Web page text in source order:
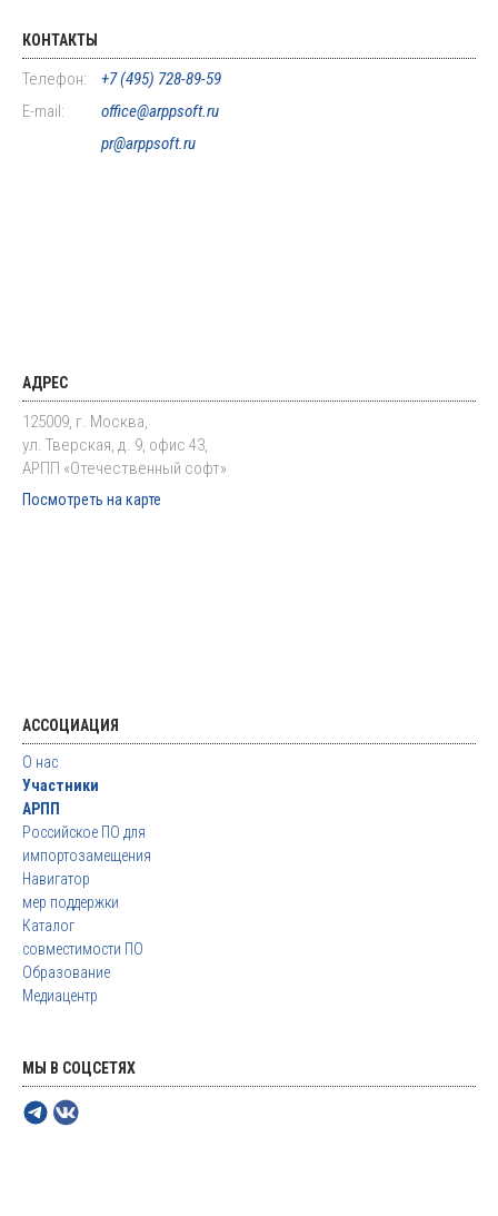
КОНТАКТЫ
Телефон:
+7 (495) 728-89-59
E-mail:
office@arppsoft.ru
pr@arppsoft.ru
АДРЕС
125009, г. Москва,
ул. Тверская, д. 9, офис 43,
АРПП «Отечественный софт»
Посмотреть на карте
АССОЦИАЦИЯ
О нас
Участники
АРПП
Российское ПО для
импортозамещения
Навигатор
мер поддержки
Каталог
совместимости ПО
Образование
Медиацентр
МЫ В СОЦСЕТЯХ